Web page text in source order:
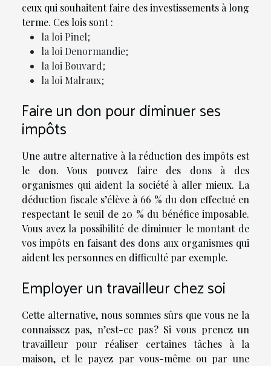
ceux qui souhaitent faire des investissements à long
terme. Ces lois sont :
la loi Pinel ;
la loi Denormandie ;
la loi Bouvard ;
la loi Malraux ;
Faire un don pour diminuer ses
impôts
Une autre alternative à la réduction des impôts est
le don. Vous pouvez faire des dons à des
organismes qui aident la société à aller mieux. La
déduction fiscale s’élève à 66 % du don effectué en
respectant le seuil de 20 % du bénéfice imposable.
Vous avez la possibilité de diminuer le montant de
vos impôts en faisant des dons aux organismes qui
aident les personnes en difficulté par exemple.
Employer un travailleur chez soi
Cette alternative, nous sommes sûrs que vous ne la
connaissez pas, n’est-ce pas ? Si vous prenez un
travailleur pour réaliser certaines tâches à la
maison, et le payez par vous-même ou par une